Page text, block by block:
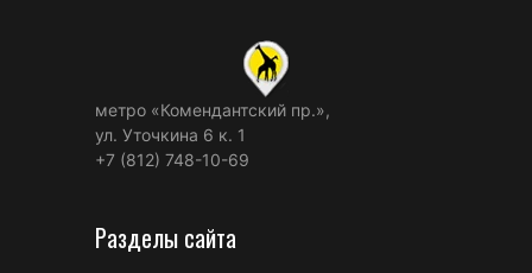
метро «Комендантский пр.»,
ул. Уточкина 6 к. 1
+7 (812) 748-10-69
Разделы сайта